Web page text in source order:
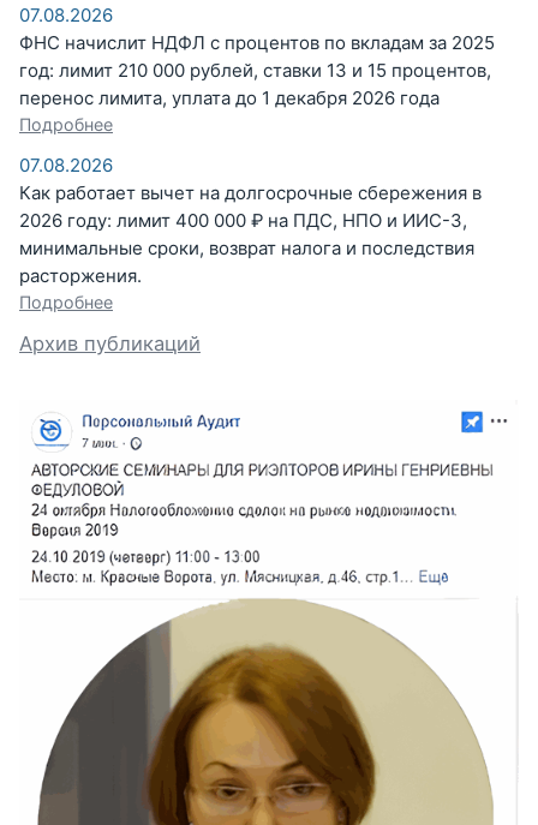
07.08.2026
ФНС начислит НДФЛ с процентов по вкладам за 2025
год: лимит 210 000 рублей, ставки 13 и 15 процентов,
перенос лимита, уплата до 1 декабря 2026 года
Подробнее
07.08.2026
Как работает вычет на долгосрочные сбережения в
2026 году: лимит 400 000 ₽ на ПДС, НПО и ИИС-3,
минимальные сроки, возврат налога и последствия
расторжения.
Подробнее
Архив публикаций